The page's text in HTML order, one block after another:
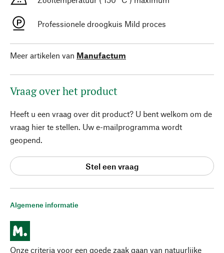
Algemene informatie
Onze criteria voor een goede zaak gaan van natuurlijke
Professionele droogkuis Mild proces
Meer artikelen van Manufactum
Vraag over het product
Heeft u een vraag over dit product? U bent welkom om de
vraag hier te stellen. Uw e-mailprogramma wordt
geopend.
Stel een vraag